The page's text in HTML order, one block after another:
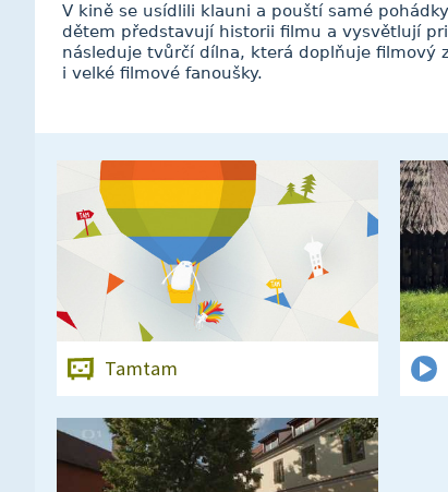
V kině se usídlili klauni a pouští samé
dětem představují historii filmu a vysvětlují
následuje tvůrčí dílna, která doplňuje filmový
i velké filmové fanoušky.
Tamtam